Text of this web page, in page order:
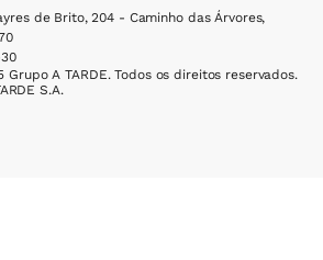
de Brito, 204 - Caminho das Árvores,
30
A TARDE. Todos os direitos reservados.
S.A.